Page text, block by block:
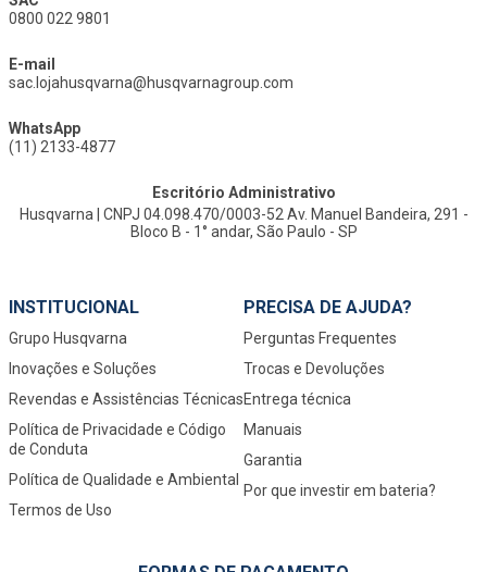
0800 022 9801
E-mail
sac.lojahusqvarna@husqvarnagroup.com
WhatsApp
(11) 2133-4877
Escritório Administrativo
Husqvarna | CNPJ 04.098.470/0003-52 Av. Manuel Bandeira, 291 -
Bloco B - 1° andar, São Paulo - SP
INSTITUCIONAL
Grupo Husqvarna
Inovações e Soluções
Revendas e Assistências Técnicas
Política de Privacidade e Código
de Conduta
Política de Qualidade e Ambiental
Termos de Uso
PRECISA DE AJUDA?
Perguntas Frequentes
Trocas e Devoluções
Entrega técnica
Manuais
Garantia
Por que investir em bateria?